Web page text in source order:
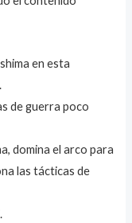
en esta
de guerra poco
domina el arco para
las tácticas de